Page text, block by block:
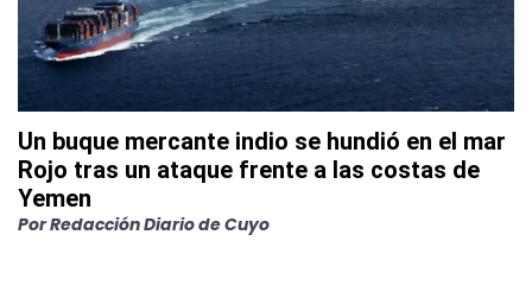
Un buque mercante indio se hundió en el mar
Rojo tras un ataque frente a las costas de
Yemen
PorRedacción Diario de Cuyo